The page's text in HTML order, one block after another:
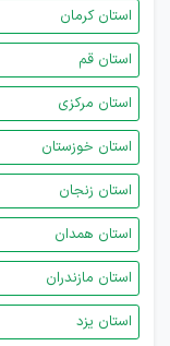
استان کرمان
استان قم
استان مرکزی
استان خوزستان
استان زنجان
استان همدان
استان مازندران
استان یزد